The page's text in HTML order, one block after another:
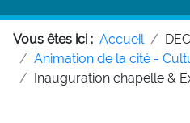
Vous êtes ici : Accueil
Animation de la cité -
Inauguration chapelle &